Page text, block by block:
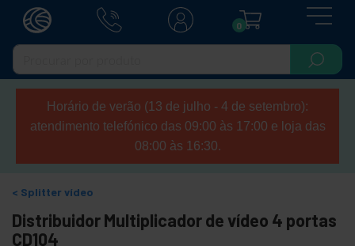
0
Horário de verão (13 de julho - 4 de setembro):
atendimento telefónico das 09:00 às 17:00 e loja das
08:00 às 16:30.
Splitter vídeo
Distribuidor Multiplicador de vídeo 4 portas
CD104